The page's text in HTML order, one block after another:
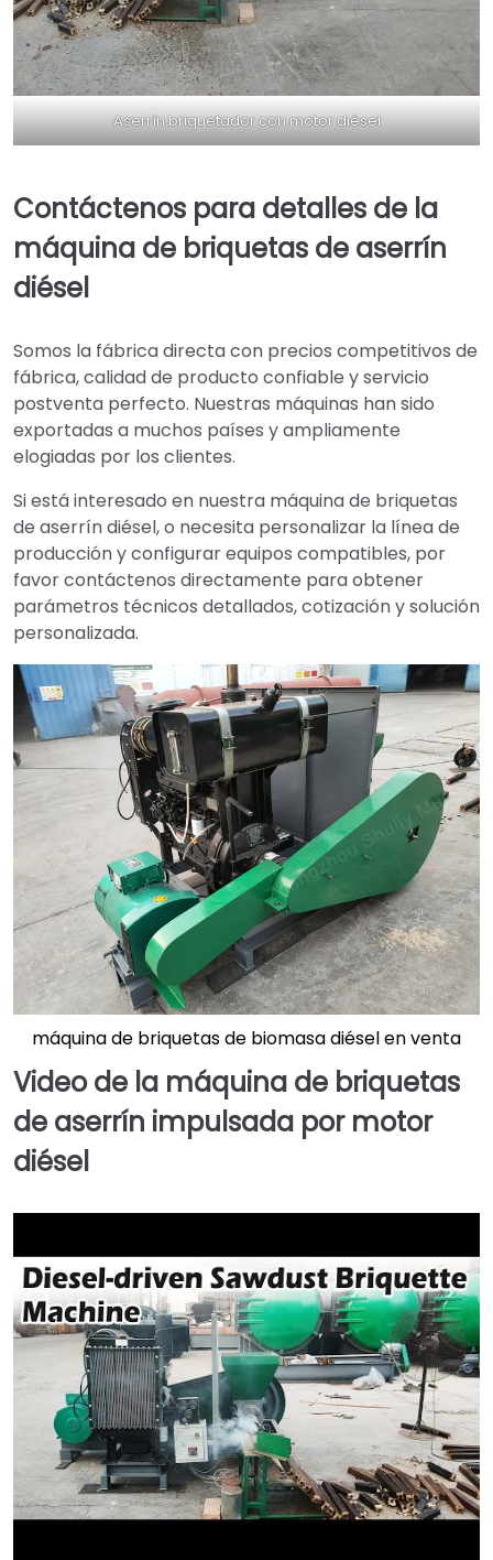
Aserrín briquetador con motor diésel
Contáctenos para detalles de la
máquina de briquetas de aserrín
diésel
Somos la fábrica directa con precios competitivos de
fábrica, calidad de producto confiable y servicio
postventa perfecto. Nuestras máquinas han sido
exportadas a muchos países y ampliamente
elogiadas por los clientes.
Si está interesado en nuestra máquina de briquetas
de aserrín diésel, o necesita personalizar la línea de
producción y configurar equipos compatibles, por
favor contáctenos directamente para obtener
parámetros técnicos detallados, cotización y solución
personalizada.
máquina de briquetas de biomasa diésel en venta
Video de la máquina de briquetas
de aserrín impulsada por motor
diésel